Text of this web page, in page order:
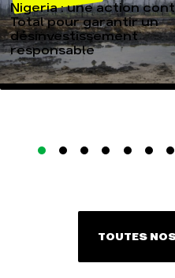
Nigeria : une action
Total pour garantir un
désinvestissement
responsable
TOUTES